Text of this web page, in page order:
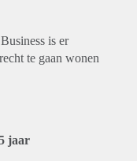
is er
te gaan wonen
jaar